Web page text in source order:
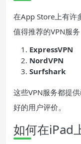
在App Store上有许
值得推荐的VPN服务
ExpressVPN
NordVPN
Surfshark
这些VPN服务都提
好的用户评价。
如何在iPad